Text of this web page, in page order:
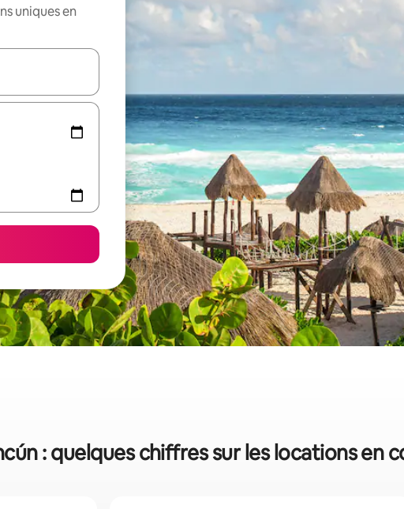
uniques en
les flèches vers le haut et vers le bas pour les parcourir ou en appuyant
: quelques chiffres sur les locations en